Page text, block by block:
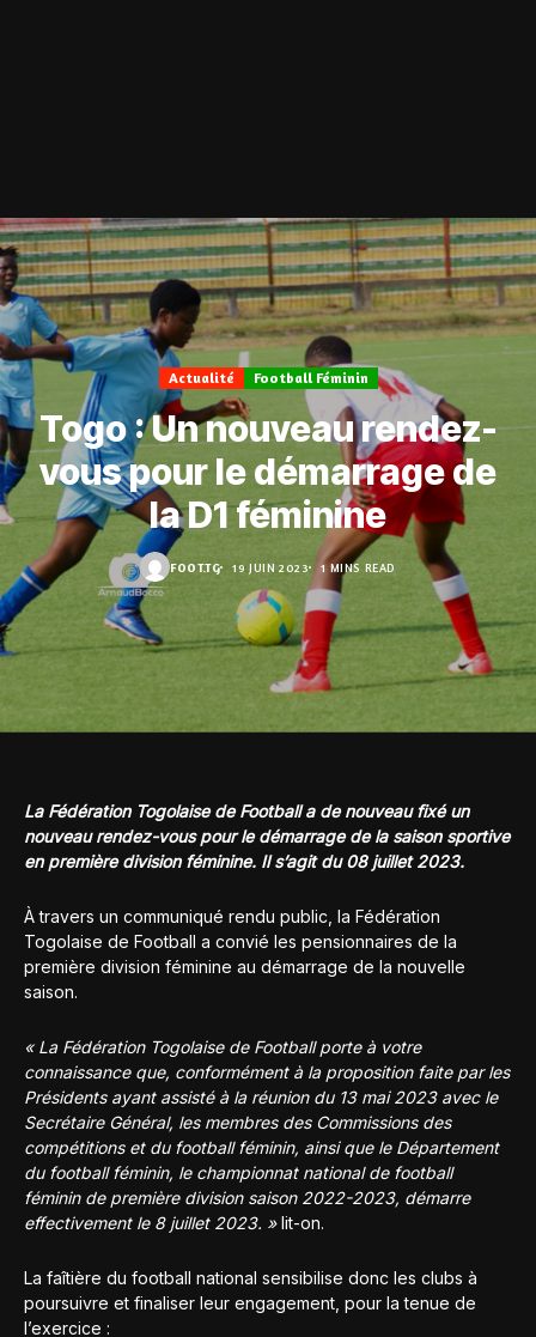
Actualité Football Féminin
Togo : Un nouveau rendez-
vous pour le démarrage de
la D1 féminine
FOOT.TG 19 JUIN 2023 1 MINS READ
La Fédération Togolaise de Football a de nouveau fixé un
nouveau rendez-vous pour le démarrage de la saison sportive
en première division féminine. Il s’agit du 08 juillet 2023.
À travers un communiqué rendu public, la Fédération
Togolaise de Football a convié les pensionnaires de la
première division féminine au démarrage de la nouvelle
saison.
« La Fédération Togolaise de Football porte à votre
connaissance que, conformément à la proposition faite par les
Présidents ayant assisté à la réunion du 13 mai 2023 avec le
Secrétaire Général, les membres des Commissions des
compétitions et du football féminin, ainsi que le Département
du football féminin, le championnat national de football
féminin de première division saison 2022-2023, démarre
effectivement le 8 juillet 2023. »lit-on.
La faîtière du football national sensibilise donc les clubs à
poursuivre et finaliser leur engagement, pour la tenue de
l’exercice :